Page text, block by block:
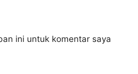
ini untuk komentar saya